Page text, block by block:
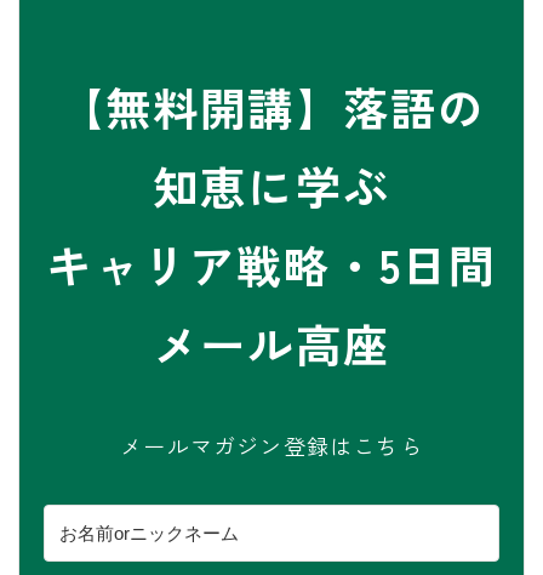
【無料開講】落語の
知恵に学ぶ
キャリア戦略・5日間
メール高座
メールマガジン登録はこちら